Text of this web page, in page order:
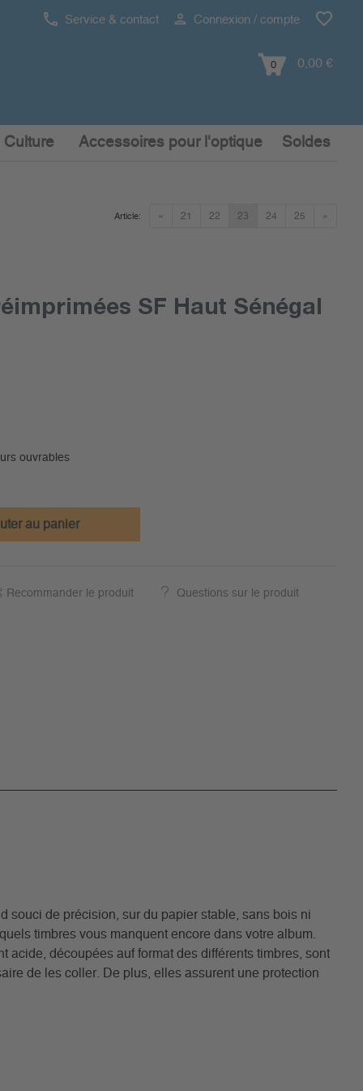
Service & contact Connexion / compte
0 0,00 €
Culture Accessoires pour l'optique Soldes
« 21 22 23 24 25 »
Article:
SF Haut Sénégal
ouvrables
au panier
Recommander le produit Questions sur le produit
souci de précision, sur du papier stable, sans bois ni
timbres vous manquent encore dans votre album.
acide, découpées auf format des différents timbres, sont
de les coller. De plus, elles assurent une protection